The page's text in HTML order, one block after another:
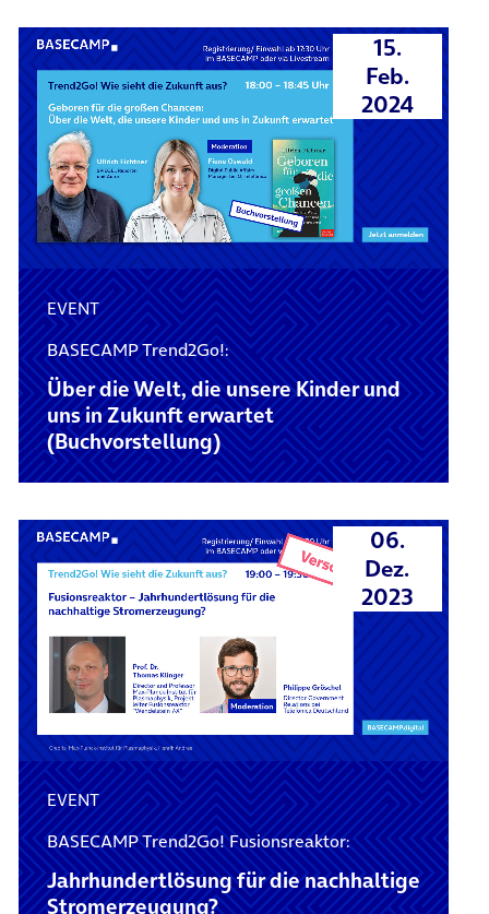
15.
Feb.
2024
EVENT
BASECAMP Trend2Go!:
Über die Welt, die unsere Kinder und
uns in Zukunft erwartet
(Buchvorstellung)
06.
Dez.
2023
EVENT
BASECAMP Trend2Go! Fusionsreaktor:
Jahrhundertlösung für die nachhaltige
Stromerzeugung?